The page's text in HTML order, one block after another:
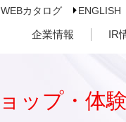
WEBカタログ ENGLISH
企業情報 IR
ップ・体